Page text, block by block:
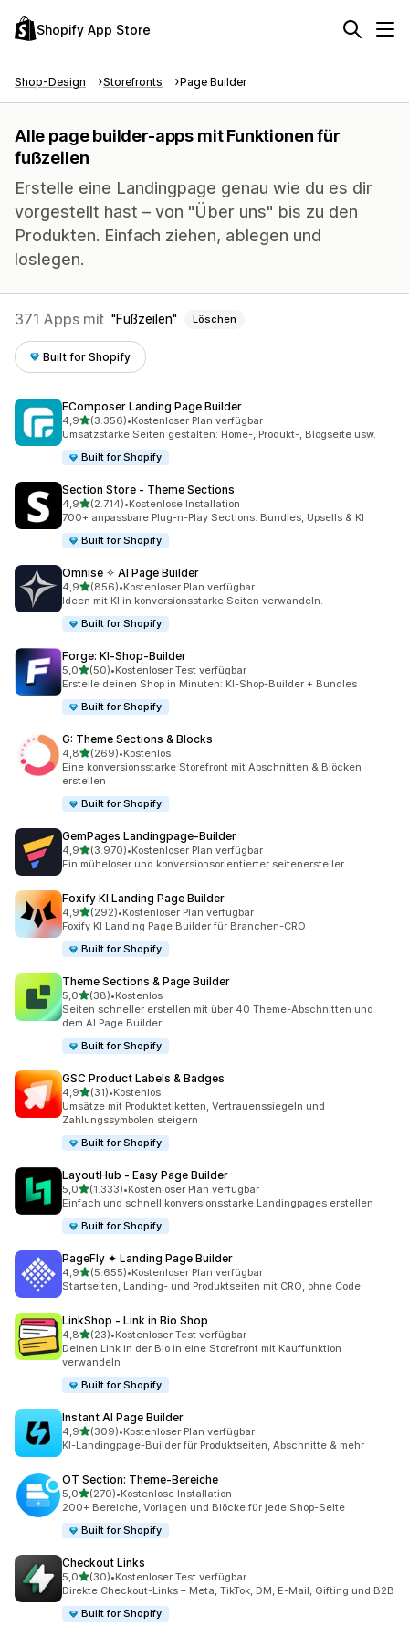
Shopify App Store
Shop-Design Storefronts Page Builder
Alle page builder-apps mit Funktionen für
fußzeilen
Erstelle eine Landingpage genau wie du es dir
vorgestellt hast – von "Über uns" bis zu den
Produkten. Einfach ziehen, ablegen und
loslegen.
371 Apps mit Fußzeilen Löschen
Built for Shopify
EComposer Landing Page Builder
4,9von 5 Sternen
(3.356)
3356 Rezensionen insgesamt
•Kostenloser Plan verfügbar
Umsatzstarke Seiten gestalten: Home-, Produkt-, Blogseite usw.
Built for Shopify
Section Store ‑ Theme Sections
4,9von 5 Sternen
(2.714)
2714 Rezensionen insgesamt
•Kostenlose Installation
700+ anpassbare Plug-n-Play Sections. Bundles, Upsells & KI
Built for Shopify
Omnise ✧ AI Page Builder
4,9von 5 Sternen
(856)
856 Rezensionen insgesamt
•Kostenloser Plan verfügbar
Ideen mit KI in konversionsstarke Seiten verwandeln.
Built for Shopify
Forge: KI‑Shop‑Builder
5,0von 5 Sternen
(50)
50 Rezensionen insgesamt
•Kostenloser Test verfügbar
Erstelle deinen Shop in Minuten: KI-Shop-Builder + Bundles
Built for Shopify
G: Theme Sections & Blocks
4,8von 5 Sternen
(269)
269 Rezensionen insgesamt
•Kostenlos
Eine konversionsstarke Storefront mit Abschnitten & Blöcken
erstellen
Built for Shopify
GemPages Landingpage‑Builder
4,9von 5 Sternen
(3.970)
3970 Rezensionen insgesamt
•Kostenloser Plan verfügbar
Ein müheloser und konversionsorientierter seitenersteller
Foxify KI Landing Page Builder
4,9von 5 Sternen
(292)
292 Rezensionen insgesamt
•Kostenloser Plan verfügbar
Foxify KI Landing Page Builder für Branchen-CRO
Built for Shopify
Theme Sections & Page Builder
5,0von 5 Sternen
(38)
38 Rezensionen insgesamt
•Kostenlos
Seiten schneller erstellen mit über 40 Theme-Abschnitten und
dem AI Page Builder
Built for Shopify
GSC Product Labels & Badges
4,9von 5 Sternen
(31)
31 Rezensionen insgesamt
•Kostenlos
Umsätze mit Produktetiketten, Vertrauenssiegeln und
Zahlungssymbolen steigern
Built for Shopify
LayoutHub ‑ Easy Page Builder
5,0von 5 Sternen
(1.333)
1333 Rezensionen insgesamt
•Kostenloser Plan verfügbar
Einfach und schnell konversionsstarke Landingpages erstellen
Built for Shopify
PageFly ✦ Landing Page Builder
4,9von 5 Sternen
(5.655)
5655 Rezensionen insgesamt
•Kostenloser Plan verfügbar
Startseiten, Landing- und Produktseiten mit CRO, ohne Code
LinkShop ‑ Link in Bio Shop
4,8von 5 Sternen
(23)
23 Rezensionen insgesamt
•Kostenloser Test verfügbar
Deinen Link in der Bio in eine Storefront mit Kauffunktion
verwandeln
Built for Shopify
Instant AI Page Builder
4,9von 5 Sternen
(309)
309 Rezensionen insgesamt
•Kostenloser Plan verfügbar
KI-Landingpage-Builder für Produktseiten, Abschnitte & mehr
OT Section: Theme‑Bereiche
5,0von 5 Sternen
(270)
270 Rezensionen insgesamt
•Kostenlose Installation
200+ Bereiche, Vorlagen und Blöcke für jede Shop-Seite
Built for Shopify
Checkout Links
5,0von 5 Sternen
(30)
30 Rezensionen insgesamt
•Kostenloser Test verfügbar
Direkte Checkout-Links – Meta, TikTok, DM, E-Mail, Gifting und B2B
Built for Shopify